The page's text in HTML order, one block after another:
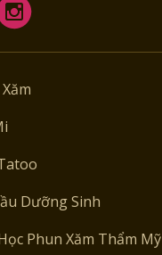
Dưỡng Sinh
Phun Xăm Thẩm Mỹ